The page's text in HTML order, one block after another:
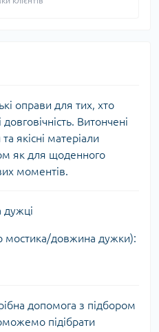
оправи для тих, хто
довговічність. Витончені
якісні матеріали
як для щоденного
моментів.
дужці
мостика/довжина дужки):
допомога з підбором
підібрати